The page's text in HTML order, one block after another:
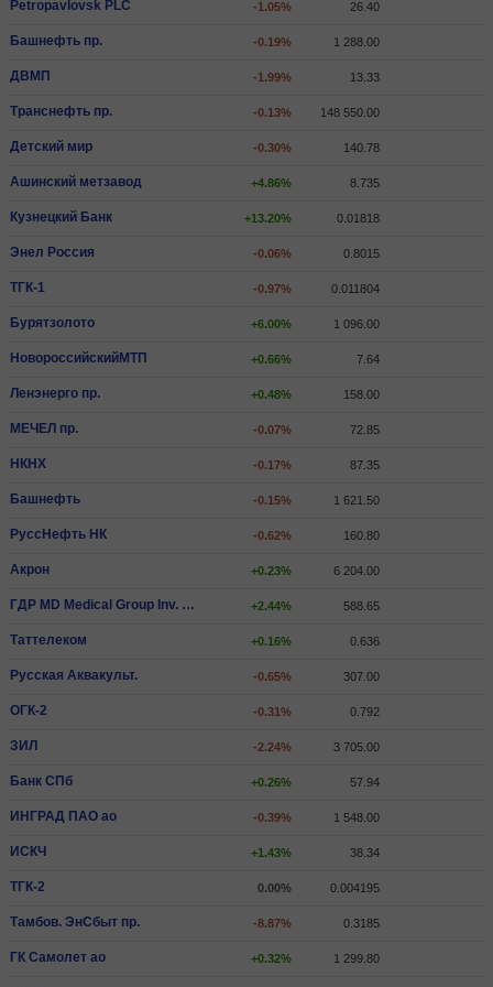
Petropavlovsk PLC -1.05% 26.40
Башнефть пр. -0.19% 1 288.00
ДВМП -1.99% 13.33
Транснефть пр. -0.13% 148 550.00
Детский мир -0.30% 140.78
Ашинский метзавод +4.86% 8.735
Кузнецкий Банк +13.20% 0.01818
Энел Россия -0.06% 0.8015
ТГК-1 -0.97% 0.011804
Бурятзолото +6.00% 1 096.00
НовороссийскийМТП +0.66% 7.64
Ленэнерго пр. +0.48% 158.00
МЕЧЕЛ пр. -0.07% 72.85
НКНХ -0.17% 87.35
Башнефть -0.15% 1 621.50
РуссНефть НК -0.62% 160.80
Акрон +0.23% 6 204.00
ГДР MD Medical Group Inv. PLC +2.44% 588.65
Таттелеком +0.16% 0.636
Русская Аквакульт. -0.65% 307.00
ОГК-2 -0.31% 0.792
ЗИЛ -2.24% 3 705.00
Банк СПб +0.26% 57.94
ИНГРАД ПАО ао -0.39% 1 548.00
ИCКЧ +1.43% 38.34
ТГК-2 0.00% 0.004195
Тамбов. ЭнСбыт пр. -8.87% 0.3185
ГК Самолет ао +0.32% 1 299.80